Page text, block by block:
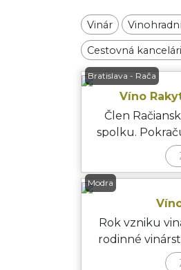
Vinár
Cestovná
Bratislava - Rača
Víno
Člen
spolku.
vyrábam
Modra
Rok vzniku
rodinné